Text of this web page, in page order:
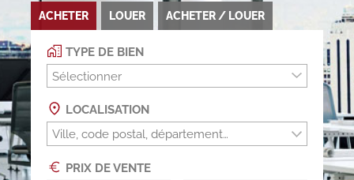
ACHETER LOUER ACHETER / LOUER
TYPE DE BIEN
Sélectionner
LOCALISATION
PRIX DE VENTE